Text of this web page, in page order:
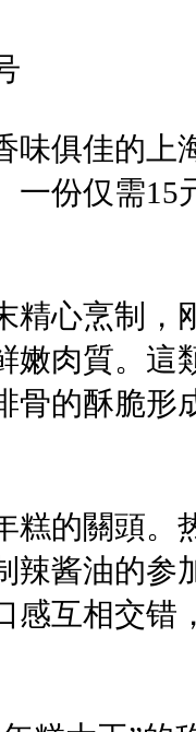
味俱佳的上
一份仅需
精心烹制，
嫩肉質。這
骨的酥脆形
糕的關頭。
辣酱油的参
感互相交错